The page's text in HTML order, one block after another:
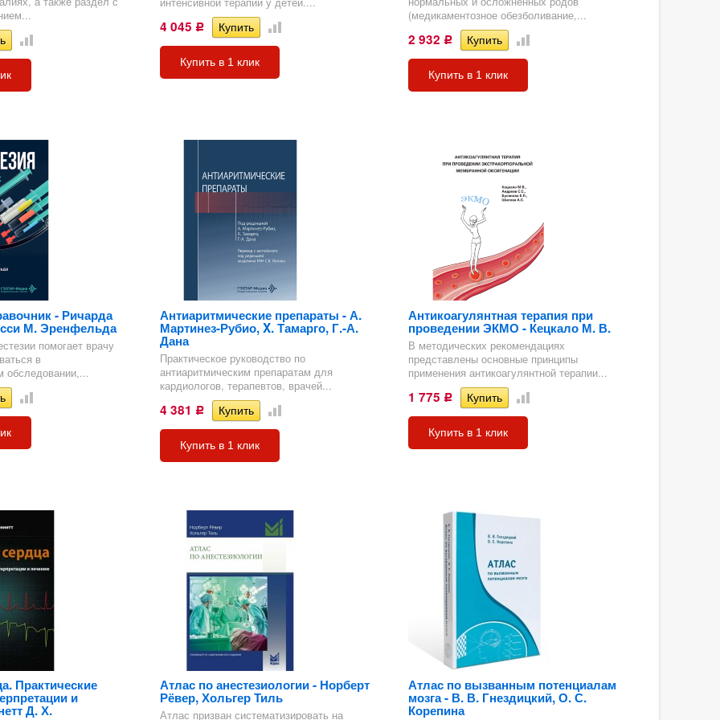
4 045 Р
Купить в 1 клик
(медикаментозное обезболивание,...
2 932 Р
Купить в 1 клик
- Ричарда
М. Эренфельда
помогает врачу
в
обследовании,...
Антиаритмические препараты - А.
Мартинез-Рубио, X. Тамарго, Г.-А.
Дана
Практическое руководство по
антиаритмическим препаратам для
кардиологов, терапевтов, врачей...
4 381 Р
Купить в 1 клик
Антикоагулянтная терапия при
проведении ЭКМО - Кецкало М. В.
В методических рекомендациях
представлены основные принципы
применения антикоагулянтной терапии...
1 775 Р
Купить в 1 клик
Практические
и
Д. Х.
Атлас по анестезиологии - Норберт
Рёвер, Хольгер Тиль
Атлас призван систематизировать на
Атлас по вызванным потенциалам
мозга - В. В. Гнездицкий, О. С.
Корепина